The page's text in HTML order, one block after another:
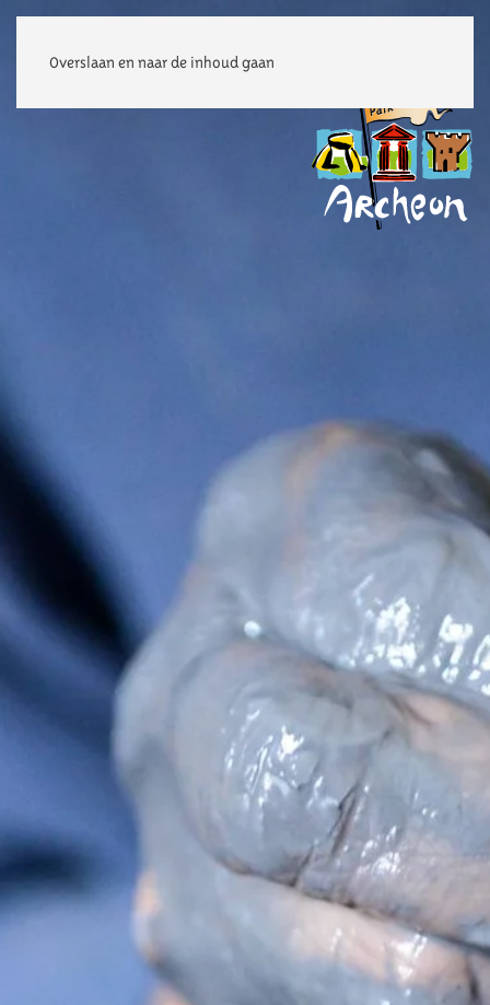
Overslaan en naar de inhoud gaan